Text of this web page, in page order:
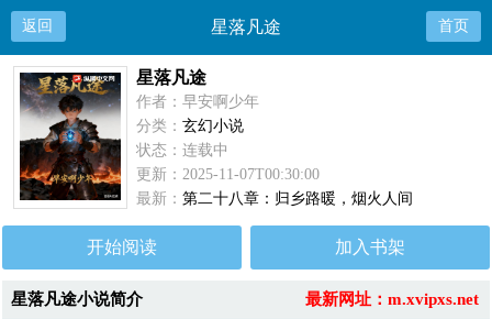
返回 星落凡途 首页
星落凡途
作者：早安啊少年
分类：玄幻小说
状态：连载中
更新：2025-11-07T00:30:00
最新：第二十八章：归乡路暖，烟火人间
开始阅读 加入书架
最新网址：m.xvipxs.net
星落凡途小说简介